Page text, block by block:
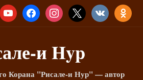
YOUTUBEFACEBOOKINSTAGRAM
X VKONTAKTE
и Hyp
Корана "Рисале-и Нур" — автор